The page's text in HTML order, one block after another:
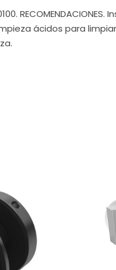
ácidos para